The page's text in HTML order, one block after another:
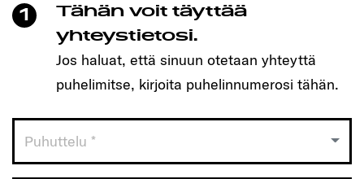
Niin yksinkertaista se on:
1. Syötä tiedot
2. Valitse kauppias ja lähetä pyyntö
1
Tähän voit täyttää
yhteystietosi.
Jos haluat, että sinuun otetaan yhteyttä
puhelimitse, kirjoita puhelinnumerosi tähän.
Puhuttelu *